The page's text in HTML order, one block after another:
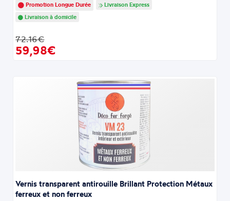
Promotion Longue Durée
Livraison Express
Livraison à domicile
72.16€
59,98€
Vernis transparent antirouille Brillant Protection Métaux
ferreux et non ferreux